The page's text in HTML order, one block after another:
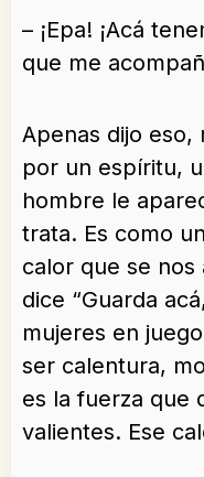
– ¡Epa! ¡Acá
que me
Apenas dijo eso,
por un espíritu,
hombre le
trata. Es como
calor que se
dice “Guarda
mujeres en
ser calentura,
es la fuerza que
valientes. Ese